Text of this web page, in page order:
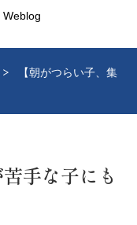
Weblog
【朝がつらい子、集
手な子にも